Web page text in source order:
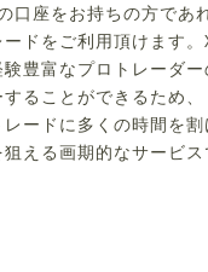
口座をお持ちの方であ
ードをご利用頂けます
豊富なプロトレーダ
ることができるため
ードに多くの時間を
える画期的なサービス